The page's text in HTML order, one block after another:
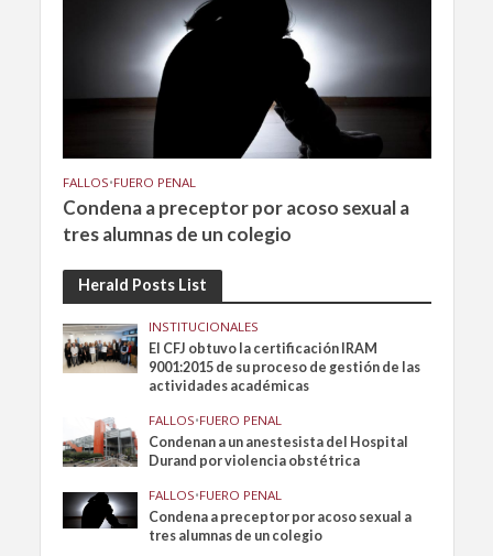
FALLOS•FUERO PENAL
Condena a preceptor por acoso sexual a
tres alumnas de un colegio
Herald Posts List
INSTITUCIONALES
El CFJ obtuvo la certificación IRAM
9001:2015 de su proceso de gestión de las
actividades académicas
FALLOS•FUERO PENAL
Condenan a un anestesista del Hospital
Durand por violencia obstétrica
FALLOS•FUERO PENAL
Condena a preceptor por acoso sexual a
tres alumnas de un colegio